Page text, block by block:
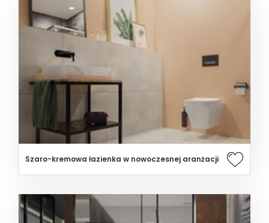
Szaro-kremowa łazienka w nowoczesnej aranżacji